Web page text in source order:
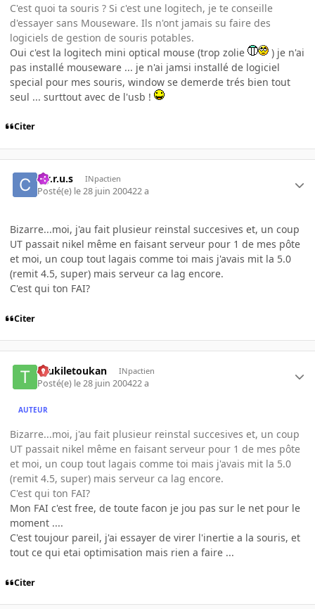
C'est quoi ta souris ? Si c'est une logitech, je te conseille
d'essayer sans Mouseware. Ils n'ont jamais su faire des
logiciels de gestion de souris potables.
Oui c'est la logitech mini optical mouse (trop zolie
) je n'ai
pas installé mouseware ... je n'ai jamsi installé de logiciel
special pour mes souris, window se demerde trés bien tout
seul ... surttout avec de l'usb !
Citer
c.y.r.u.s INpactien
Posté(e) le 28 juin 200422 a
Bizarre...moi, j'au fait plusieur reinstal succesives et, un coup
UT passait nikel même en faisant serveur pour 1 de mes pôte
et moi, un coup tout lagais comme toi mais j'avais mit la 5.0
(remit 4.5, super) mais serveur ca lag encore.
C'est qui ton FAI?
Citer
toukiletoukan INpactien
Posté(e) le 28 juin 200422 a
AUTEUR
Bizarre...moi, j'au fait plusieur reinstal succesives et, un coup
UT passait nikel même en faisant serveur pour 1 de mes pôte
et moi, un coup tout lagais comme toi mais j'avais mit la 5.0
(remit 4.5, super) mais serveur ca lag encore.
C'est qui ton FAI?
Mon FAI c'est free, de toute facon je jou pas sur le net pour le
moment ....
C'est toujour pareil, j'ai essayer de virer l'inertie a la souris, et
tout ce qui etai optimisation mais rien a faire ...
Citer